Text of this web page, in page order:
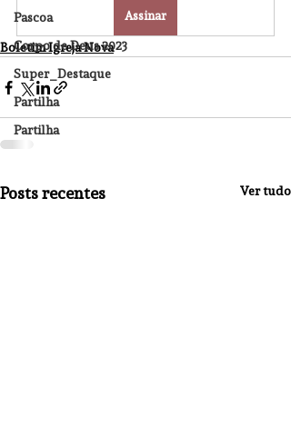
Pascoa
Corpo de Deus 2023
Super_Destaque
Partilha
Partilha
Assinar
Boletim Igreja Nova
Posts recentes Ver tudo